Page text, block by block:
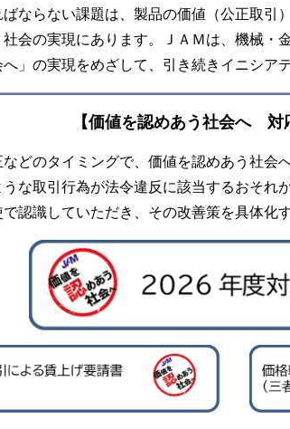
ならない課題は、製品の価値（公正取引
会の実現にあります。ＪＡＭは、機械・
へ」の実現をめざして、引き続きイニシア
【価値を認めあう社会へ 対
などのタイミングで、価値を認めあう社会
な取引行為が法令違反に該当するおそれ
認識していただき、その改善策を具体化